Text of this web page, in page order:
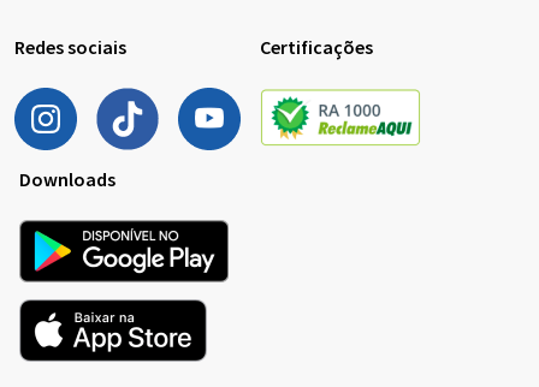
Redes sociais Certificações
Downloads